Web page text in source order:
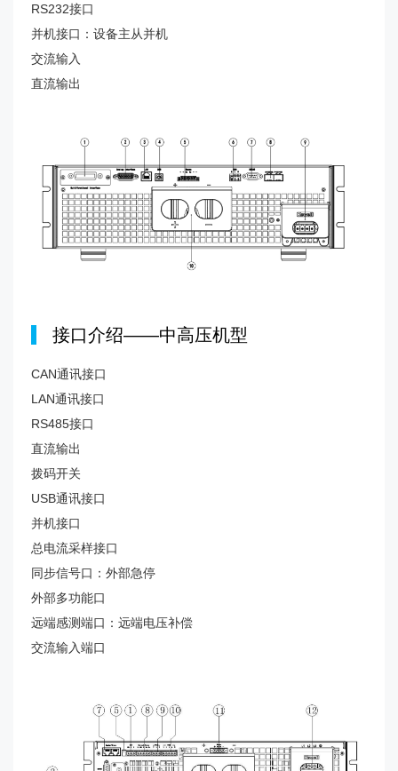
RS232接口
并机接口：设备主从并机
交流输入
直流输出
接口介绍——中高压机型
CAN通讯接口
LAN通讯接口
RS485接口
直流输出
拨码开关
USB通讯接口
并机接口
总电流采样接口
同步信号口：外部急停
外部多功能口
远端感测端口：远端电压补偿
交流输入端口